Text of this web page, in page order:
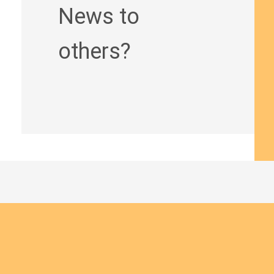
News to
others?